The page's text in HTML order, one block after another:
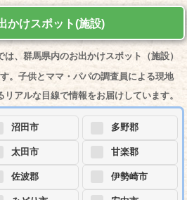
かけスポット(施設)
、群馬県内のお出かけスポット（施設）
。子供とママ・パパの調査員による現地
アルな目線で情報をお届けしています。
沼田市
太田市
佐波郡
多野郡
甘楽郡
伊勢崎市